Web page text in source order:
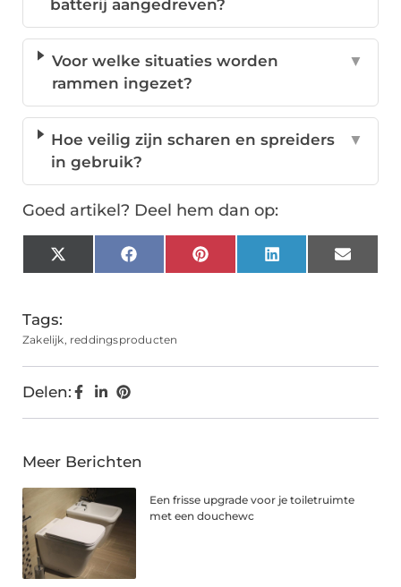
batterij aangedreven?
Voor welke situaties worden
rammen ingezet?
▼
Hoe veilig zijn scharen en spreiders
in gebruik?
▼
Goed artikel? Deel hem dan op:
X
(Twitter)
FacebookPinterestLinkedInEmail
Tags:
Zakelijk, reddingsproducten
Delen:
Meer Berichten
Een frisse upgrade voor je toiletruimte
met een douchewc